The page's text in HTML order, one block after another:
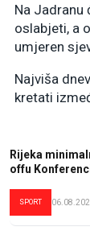
Na Jadranu
oslabjeti, a
umjeren
Najviša
kretati
Rijeka
offu
SPORT